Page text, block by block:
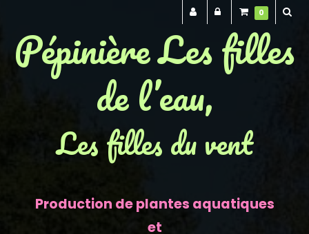
Pépinière Les filles
de l’eau,
Les filles du vent
Production de plantes aquatiques
et
0